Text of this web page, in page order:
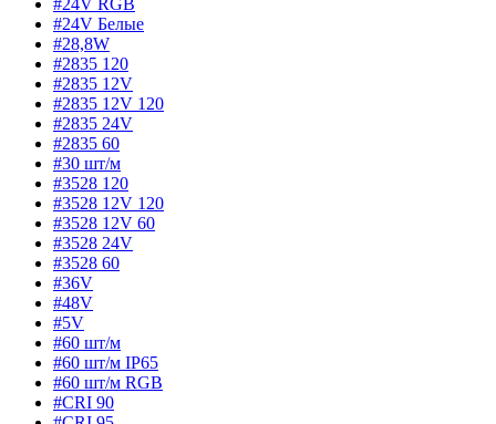
#24V Белые
#28,8W
#2835 120
#2835 12V
#2835 12V 120
#2835 24V
#2835 60
#30 шт/м
#3528 120
#3528 12V 120
#3528 12V 60
#3528 24V
#3528 60
#36V
#48V
#5V
#60 шт/м
#60 шт/м IP65
#60 шт/м RGB
#CRI 90